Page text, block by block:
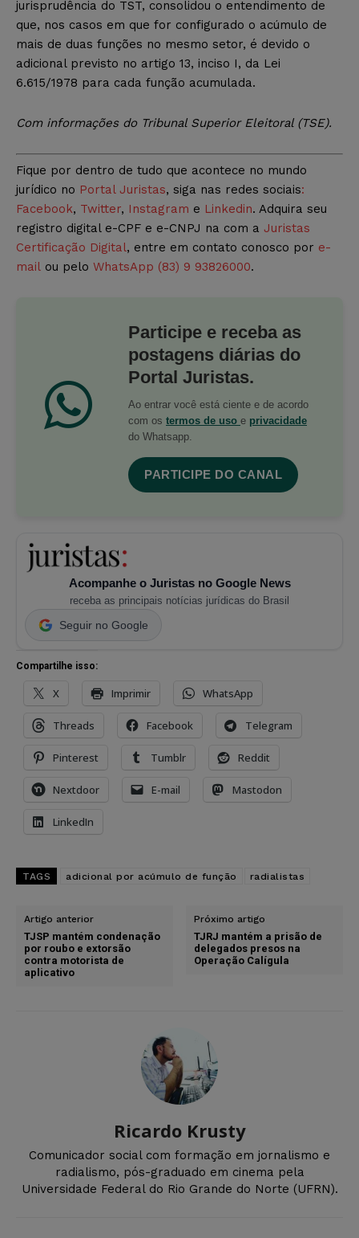
jurisprudência do TST, consolidou o entendimento de
que, nos casos em que for configurado o acúmulo de
mais de duas funções no mesmo setor, é devido o
adicional previsto no artigo 13, inciso I, da Lei
6.615/1978 para cada função acumulada.
Com informações do Tribunal Superior Eleitoral (TSE).
Fique por dentro de tudo que acontece no mundo
jurídico no Portal Juristas, siga nas redes sociais:
Facebook, Twitter, Instagram e Linkedin. Adquira seu
registro digital e-CPF e e-CNPJ na com a Juristas
Certificação Digital, entre em contato conosco por e-
mail ou pelo WhatsApp (83) 9 93826000.
Participe e receba as
postagens diárias do
Portal Juristas.
Ao entrar você está ciente e de acordo
com os termos de uso e privacidade
do Whatsapp.
PARTICIPE DO CANAL
Acompanhe o Juristas no Google News
receba as principais notícias jurídicas do Brasil
Seguir no Google
Compartilhe isso:
X Imprimir WhatsApp
Threads Facebook Telegram
Pinterest Tumblr Reddit
Nextdoor E-mail Mastodon
LinkedIn
TAGS adicional por acúmulo de função radialistas
Artigo anterior
TJSP mantém condenação
por roubo e extorsão
contra motorista de
aplicativo
Próximo artigo
TJRJ mantém a prisão de
delegados presos na
Operação Calígula
Ricardo Krusty
Comunicador social com formação em jornalismo e
radialismo, pós-graduado em cinema pela
Universidade Federal do Rio Grande do Norte (UFRN).